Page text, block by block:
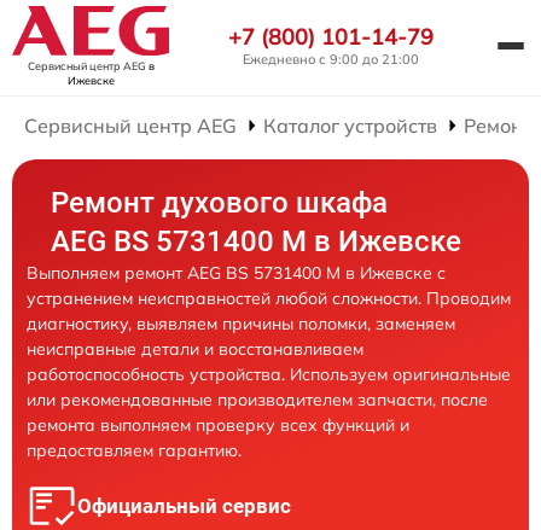
Сервисный центр AEG в
Ижевске
+7 (800) 101-14-79
Ежедневно с 9:00 до 21:00
Сервисный центр AEG Каталог устройств
Ремонт духового шкафа
AEG BS 5731400 M в Ижевске
Выполняем ремонт AEG BS 5731400 M в Ижевске с
устранением неисправностей любой сложности. Проводим
диагностику, выявляем причины поломки, заменяем
неисправные детали и восстанавливаем
работоспособность устройства. Используем оригинальные
или рекомендованные производителем запчасти, после
ремонта выполняем проверку всех функций и
предоставляем гарантию.
Официальный сервис